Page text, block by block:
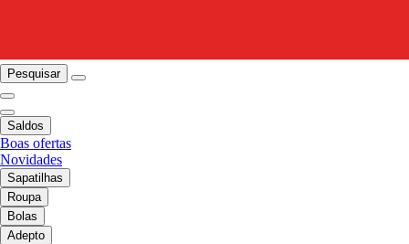
Pesquisar
Saldos
Boas ofertas
Novidades
Sapatilhas
Roupa
Bolas
Adepto